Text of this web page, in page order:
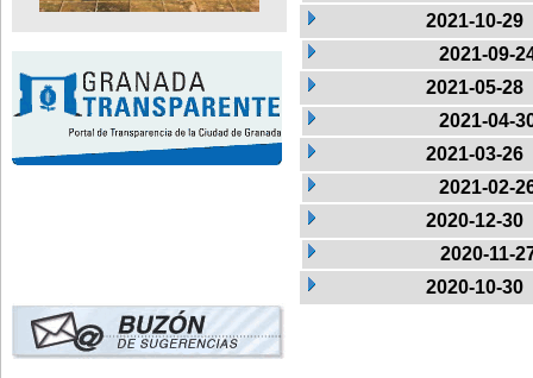
2021-10-29
2021-09-
2021-05-28
2021-04-
2021-03-26
2021-02-
2020-12-30
2020-11-
2020-10-30